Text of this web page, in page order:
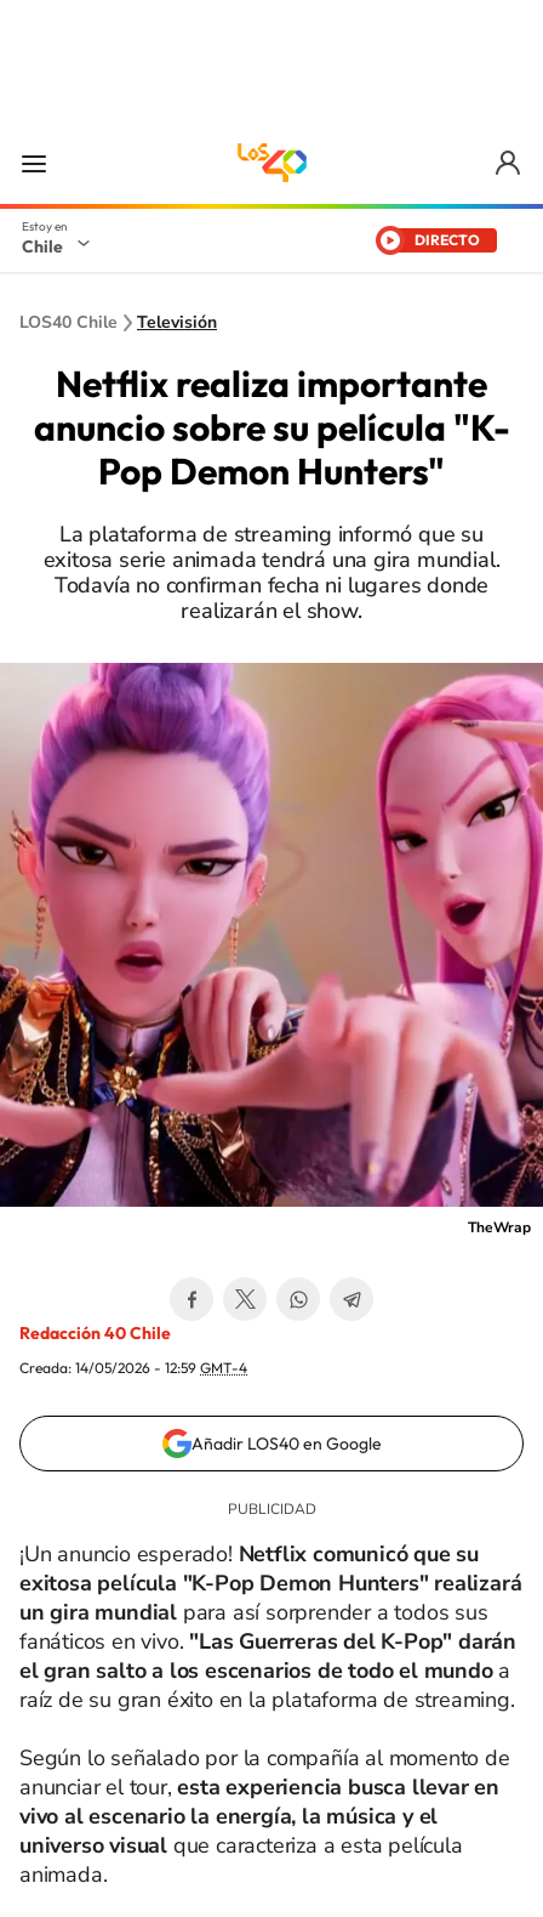
Chile DIRECTO
LOS40 Chile Televisión
Netflix realiza importante
anuncio sobre su película "K-
Pop Demon Hunters"
La plataforma de streaming informó que su
exitosa serie animada tendrá una gira mundial.
Todavía no confirman fecha ni lugares donde
realizarán el show.
TheWrap
Redacción 40 Chile
Creada: 14/05/2026 - 12:59 GMT-4
Añadir LOS40 en Google
¡Un anuncio esperado! Netflix comunicó que su
exitosa película "K-Pop Demon Hunters" realizará
un gira mundial para así sorprender a todos sus
fanáticos en vivo. "Las Guerreras del K-Pop" darán
el gran salto a los escenarios de todo el mundoa
raíz de su gran éxito en la plataforma de streaming.
Según lo señalado por la compañía al momento de
anunciar el tour,esta experiencia busca llevar en
vivo al escenario la energía, la música y el
universo visual que caracteriza a esta película
animada.